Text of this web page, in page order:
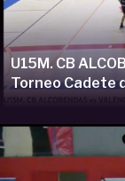
U15M. CB
Torneo Cadete